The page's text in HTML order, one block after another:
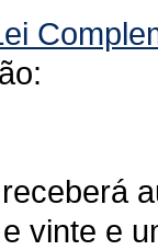
vinte e